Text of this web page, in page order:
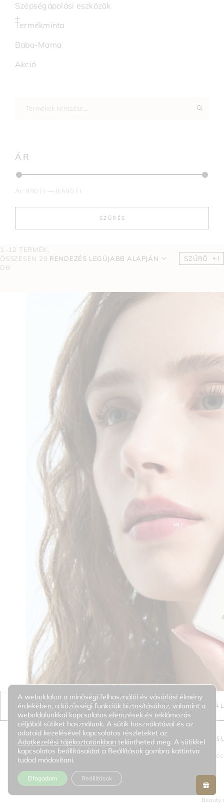
Szépségápolási eszközök
Termékminta
Baba-Mama
Akció
ÁR
SZŰRÉS
Ár: 990 Ft 8.690 Ft
1–12 TERMÉK,
ÖSSZESEN 29
DB
RENDEZÉS LEGÚJABB ALAPJÁN SZŰRŐ
OPCIÓK
DAILY TINTED FLUID
Könnyű, színezett ásványi fényvédő, amely természetes
Beauty
A weboldalon a minőségi felhasználói és vásárlási élmény
érdekében, a közösségi funkciók biztosításához, valamint a
weboldalunkkal kapcsolatos elemzések és reklámozás
céljából sütiket használunk. A sütik használatával és az
adataid kezelésével kapcsolatos részleteket az
Adatkezelési tájékoztatónkban tekintheted meg. A sütikkel
kapcsolatos beállításaidat a Beállítások gombra kattintva
tudod módosítani.
Elfogadom Beállítások